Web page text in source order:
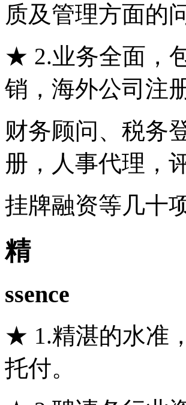
质及管理方面的
★ 2.业务全面，
销，海外公司注
财务顾问、税务
册，人事代理，
挂牌融资等几十
精
ssence
★ 1.精湛的水准
托付。